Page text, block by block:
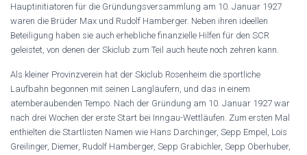
Hauptinitiatoren für die Gründungsversammlung am 10. Januar 1927
waren die Brüder Max und Rudolf Hamberger. Neben ihren ideellen
Beteiligung haben sie auch erhebliche finanzielle Hilfen für den SCR
geleistet, von denen der Skiclub zum Teil auch heute noch zehren kann.
Als kleiner Provinzverein hat der Skiclub Rosenheim die sportliche
Laufbahn begonnen mit seinen Langläufern, und das in einem
atemberaubenden Tempo. Nach der Gründung am 10. Januar 1927 war
nach drei Wochen der erste Start bei Inngau-Wettläufen. Zum ersten Mal
enthielten die Startlisten Namen wie Hans Darchinger, Sepp Empel, Lois
Greilinger, Diemer, Rudolf Hamberger, Sepp Grabichler, Sepp Oberhuber,